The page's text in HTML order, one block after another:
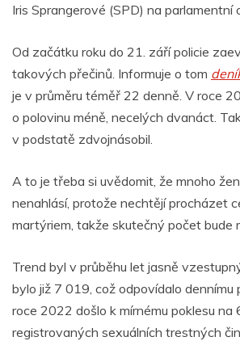
Iris Sprangerové (SPD) na parlamentní
Od začátku roku do 21. září policie
takových přečinů. Informuje o tom
je v průměru téměř 22 denně. V roce
o polovinu méně, necelých dvanáct.
v podstatě zdvojnásobil.
A to je třeba si uvědomit, že mnoho
nenahlásí, protože nechtějí procházet
martýriem, takže skutečný počet bude
Trend byl v průběhu let jasně
bylo již 7 019, což odpovídalo dennímu
roce 2022 došlo k mírnému poklesu na
registrovaných sexuálních trestných